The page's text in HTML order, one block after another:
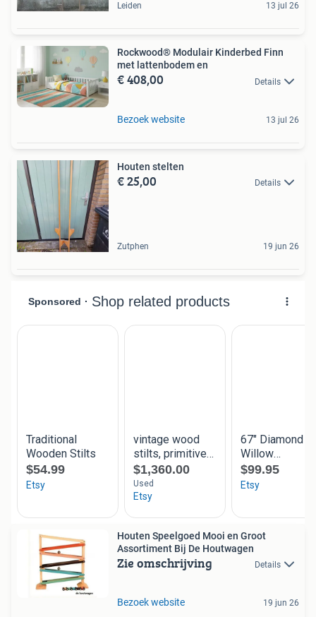
Leiden 13 jul 26
Rockwood® Modulair Kinderbed Finn
met lattenbodem en
€ 408,00 Details
Bezoek website 13 jul 26
Houten stelten
€ 25,00 Details
Zutphen 19 jun 26
Houten Speelgoed Mooi en Groot
Assortiment Bij De Houtwagen
Zie omschrijving Details
Bezoek website 19 jun 26